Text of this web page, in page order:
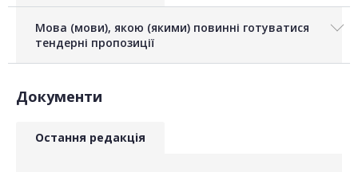
Мова (мови), якою (якими) повинні готуватися
тендерні пропозиції
Документи
Остання редакція